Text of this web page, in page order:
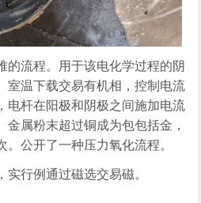
的流程。用于该电化学过程的阴
室温下载交易有机相，控制电流
电杆在阳极和阴极之间施加电流
金属粉末超过铜成为包包括金，
公开了一种压力氧化流程。
行例通过磁选交易磁。